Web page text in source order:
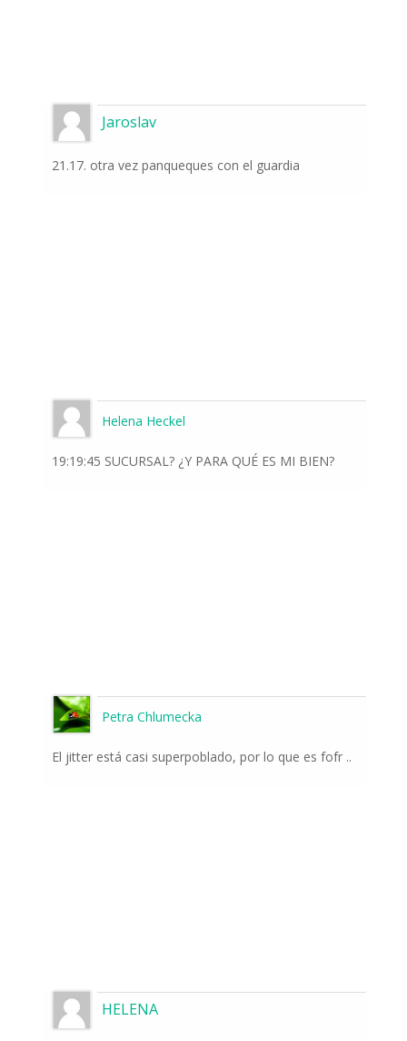
Jaroslav
21.17. otra vez panqueques con el guardia
Helena Heckel
19:19:45 SUCURSAL? ¿Y PARA QUÉ ES MI BIEN?
Petra Chlumecka
El jitter está casi superpoblado, por lo que es fofr ..
HELENA